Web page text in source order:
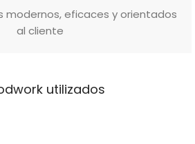
modernos, eficaces y orientados
al cliente
utilizados